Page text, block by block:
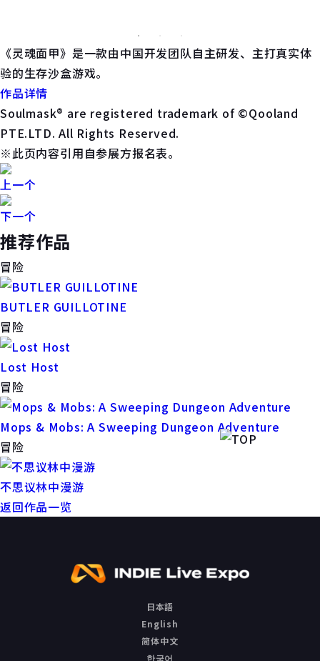
《灵魂面甲》是一款由中国开发团队自主研发、主打真实体
验的生存沙盒游戏。
作品详情
Soulmask® are registered trademark of ©Qooland
PTE.LTD. All Rights Reserved.
※此页内容引用自参展方报名表。
上一个
下一个
推荐作品
冒险
BUTLER GUILLOTINE
冒险
Lost Host
冒险
Mops & Mobs: A Sweeping Dungeon Adventure
冒险
不思议林中漫游
返回作品一览
日本語
English
简体中文
한국어